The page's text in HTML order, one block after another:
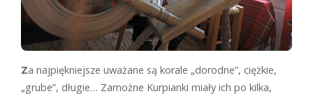
Za najpiękniejsze uważane są korale „dorodne”, ciężkie,
„grube”, długie… Zamożne Kurpianki miały ich po kilka,